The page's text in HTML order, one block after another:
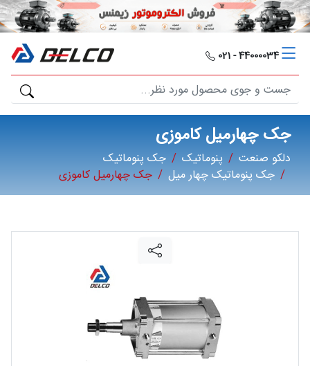
دلکو
صنعت
محصولات
مصارف
صنعتی
مقالات
44000034 - 021
جک چهارمیل کاموزی
دلکو صنعت پنوماتیک
جک پنوماتیک
جک پنوماتیک چهار میل
جک چهارمیل کاموزی